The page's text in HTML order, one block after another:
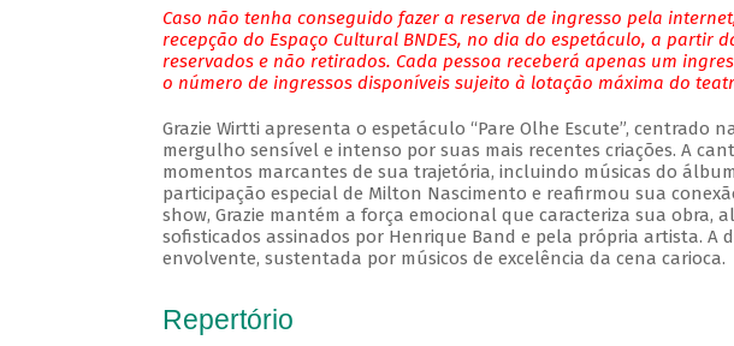
Caso não tenha conseguido fazer a reserva de ingresso pela
recepção do Espaço Cultural BNDES, no dia do espetáculo, a partir
reservados e não retirados. Cada pessoa receberá apenas um
o número de ingressos disponíveis sujeito à lotação máxima do
Grazie Wirtti apresenta o espetáculo “Pare Olhe Escute”, centrado
mergulho sensível e intenso por suas mais recentes criações. A
momentos marcantes de sua trajetória, incluindo músicas do
participação especial de Milton Nascimento e reafirmou sua
show, Grazie mantém a força emocional que caracteriza sua
sofisticados assinados por Henrique Band e pela própria artista. A
envolvente, sustentada por músicos de excelência da cena carioca.
Repertório